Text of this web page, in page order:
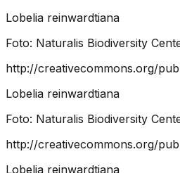
Lobelia reinwardtiana
Foto: Naturalis Biodiversity
http://creativecommons.org/
Lobelia reinwardtiana
Foto: Naturalis Biodiversity
http://creativecommons.org/
Lobelia reinwardtiana